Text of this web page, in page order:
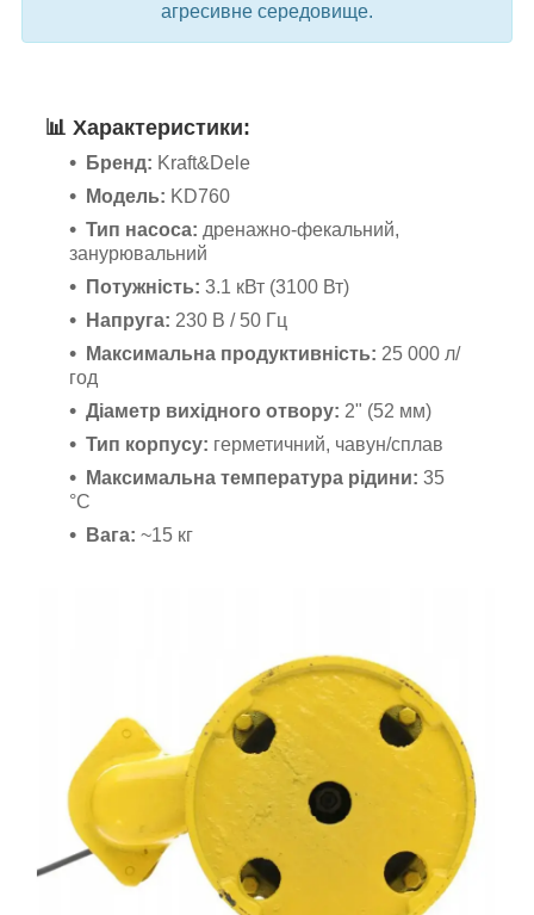
агресивне середовище.
📊 Характеристики:
Бренд: Kraft&Dele
Модель: KD760
Тип насоса: дренажно-фекальний,
занурювальний
Потужність: 3.1 кВт (3100 Вт)
Напруга: 230 В / 50 Гц
Максимальна продуктивність: 25 000 л/
год
Діаметр вихідного отвору: 2" (52 мм)
Тип корпусу: герметичний, чавун/сплав
Максимальна температура рідини: 35
°C
Вага: ~15 кг